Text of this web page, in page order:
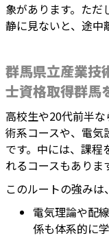
象があります。ただ
静に見ないと、途中
群馬県立産業技
士資格取得群馬
高校生や20代前半
術系コースや、電気
です。中には、課程
れるコースもありま
このルートの強みは
電気理論や配
係も体系的に